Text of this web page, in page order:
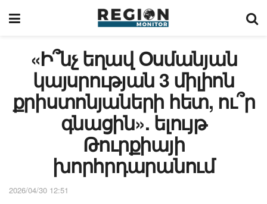
«Ի՞նչ եղավ Օսմանյան
կայսրության 3 միլիոն
քրիստոնյաների հետ, ու՞ր
գնացին». ելույթ
Թուրքիայի
խորհրդարանում
2026/04/30 12:51